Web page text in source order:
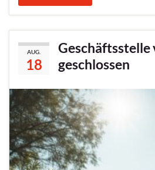
AUG.
18
Geschäftsstelle
geschlossen